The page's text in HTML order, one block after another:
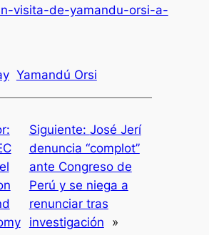
visita-de-yamandu-orsi-a-
Yamandú Orsi
Siguiente: José Jerí
denuncia “complot”
ante Congreso de
Perú y se niega a
renunciar tras
investigación
»